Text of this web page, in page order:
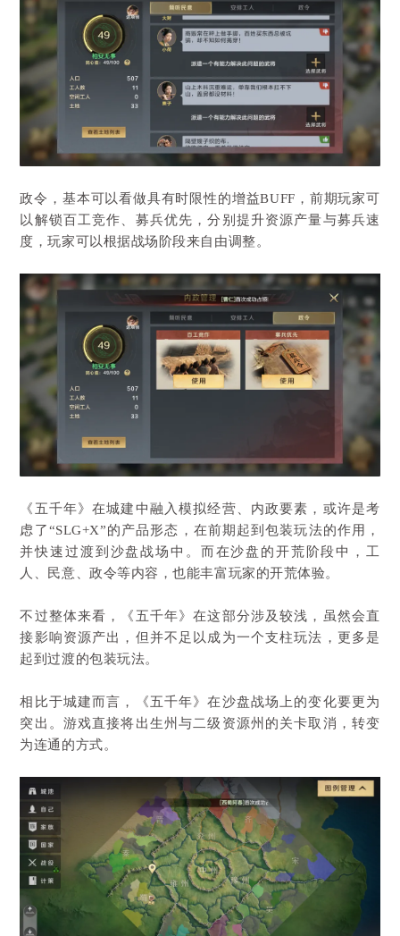
政令，基本可以看做具有时限性的增益BUFF，前期玩家可
以解锁百工竞作、募兵优先，分别提升资源产量与募兵速
度，玩家可以根据战场阶段来自由调整。
《五千年》在城建中融入模拟经营、内政要素，或许是考
虑了“SLG+X”的产品形态，在前期起到包装玩法的作用，
并快速过渡到沙盘战场中。而在沙盘的开荒阶段中，工
人、民意、政令等内容，也能丰富玩家的开荒体验。
不过整体来看，《五千年》在这部分涉及较浅，虽然会直
接影响资源产出，但并不足以成为一个支柱玩法，更多是
起到过渡的包装玩法。
相比于城建而言，《五千年》在沙盘战场上的变化要更为
突出。游戏直接将出生州与二级资源州的关卡取消，转变
为连通的方式。